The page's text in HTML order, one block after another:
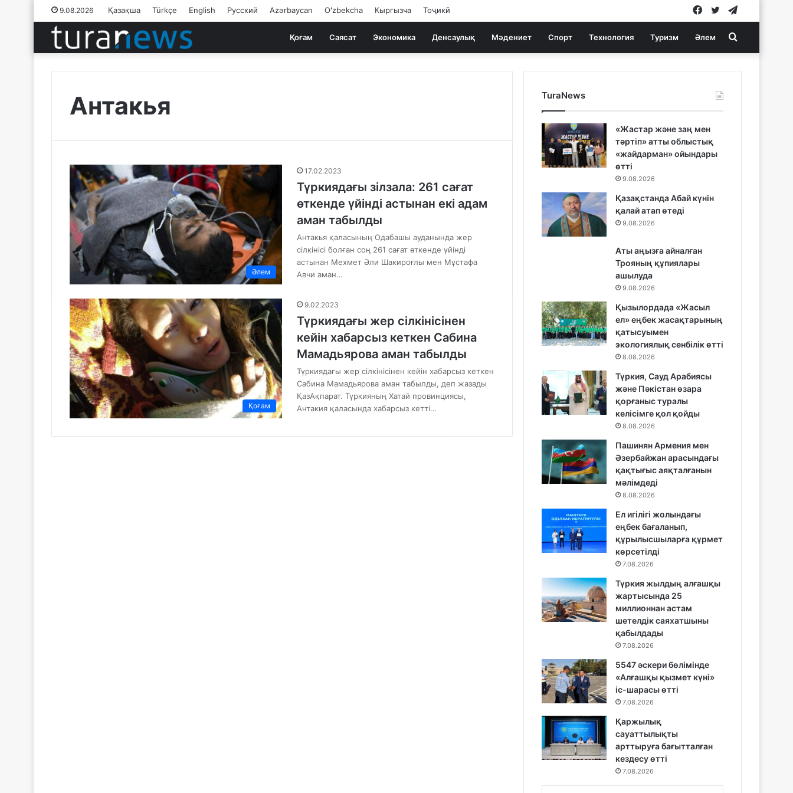
9.08.2026 Қазақша Türkçe English Русский Azərbaycan Oʻzbekcha Кыргызча Тоҷикӣ Twitter
Facebook
Қоғам Саясат Экономика Денсаулық Мәдениет Спорт Технология Туризм Әлем Search
for
Антакья
Әлем
17.02.2023
Түркиядағы зілзала: 261 сағат
өткенде үйінді астынан екі адам
аман табылды
Антакья қаласының Одабашы ауданында жер
сілкінісі болған соң 261 сағат өткенде үйінді
астынан Мехмет Әли Шакироғлы мен Мұстафа
Авчи аман…
Қоғам
9.02.2023
Түркиядағы жер сілкінісінен
кейін хабарсыз кеткен Сабина
Мамадьярова аман табылды
Түркиядағы жер сілкінісінен кейін хабарсыз кеткен
Сабина Мамадьярова аман табылды, деп жазады
ҚазАқпарат. Түркияның Хатай провинциясы,
Антакия қаласында хабарсыз кетті…
TuraNews
«Жастар және заң мен
тәртіп» атты облыстық
«жайдарман» ойындары
өтті
9.08.2026
Қазақстанда Абай күнін
қалай атап өтеді
9.08.2026
Аты аңызға айналған
Трояның құпиялары
ашылуда
9.08.2026
Қызылордада «Жасыл
ел» еңбек жасақтарының
қатысуымен
экологиялық сенбілік өтті
8.08.2026
Түркия, Сауд Арабиясы
және Пәкістан өзара
қорғаныс туралы
келісімге қол қойды
8.08.2026
Пашинян Армения мен
Әзербайжан арасындағы
қақтығыс аяқталғанын
мәлімдеді
8.08.2026
Ел игілігі жолындағы
еңбек бағаланып,
құрылысшыларға құрмет
көрсетілді
7.08.2026
Түркия жылдың алғашқы
жартысында 25
миллионнан астам
шетелдік саяхатшыны
қабылдады
7.08.2026
5547 әскери бөлімінде
«Алғашқы қызмет күні»
іс-шарасы өтті
7.08.2026
Қаржылық
сауаттылықты
арттыруға бағытталған
кездесу өтті
7.08.2026